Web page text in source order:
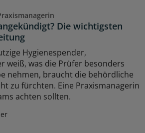
Die wichtigsten
Hygienespender,
weiß, was die Prüfer besonders
nehmen, braucht die behördliche
zu fürchten. Eine Praxismanagerin
achten sollten.